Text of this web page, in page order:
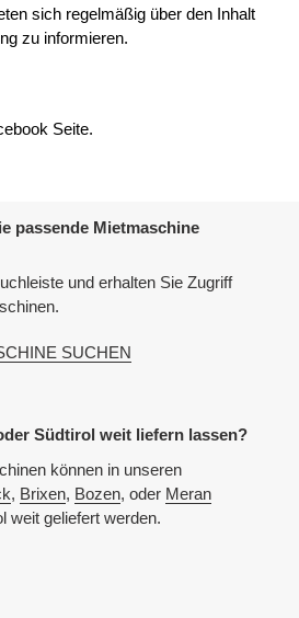
sich regelmäßig über den Inhalt
zu informieren.
Seite.
passende Mietmaschine
und erhalten Sie Zugriff
SUCHEN
Südtirol weit liefern lassen?
können in unseren
, Brixen, Bozen, oder Meran
weit geliefert werden.